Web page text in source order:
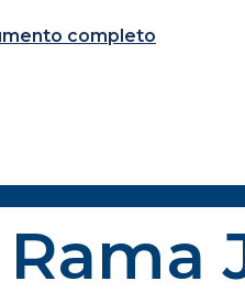
completo
Rama